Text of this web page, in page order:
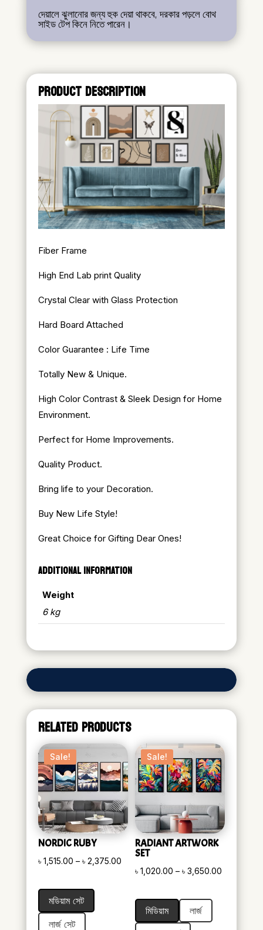
দেয়ালে ঝুলানোর জন্য হুক দেয়া থাকবে, দরকার পড়লে বোথ
সাইড টেপ কিনে নিতে পারেন।
PRODUCT DESCRIPTION
Fiber Frame
High End Lab print Quality
Crystal Clear with Glass Protection
Hard Board Attached
Color Guarantee : Life Time
Totally New & Unique.
High Color Contrast & Sleek Design for Home
Environment.
Perfect for Home Improvements.
Quality Product.
Bring life to your Decoration.
Buy New Life Style!
Great Choice for Gifting Dear Ones!
ADDITIONAL INFORMATION
Weight
6 kg
RELATED PRODUCTS
Sale!
NORDIC RUBY
৳ 1,515.00 – ৳ 2,375.00Price
range:
through
৳ 2,375.00
মডিয়াম সেট
লার্জ সেট
Sale!
RADIANT ARTWORK
SET
৳1,020.00 – ৳3,650.00
মিডিয়াম
লার্জ